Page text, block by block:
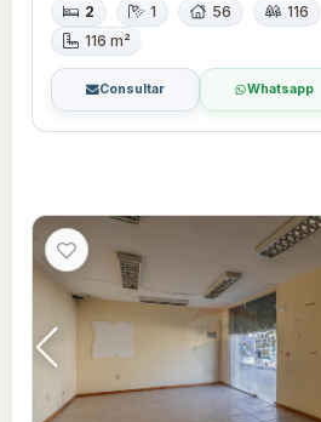
2 1 56
116
116 m²
Consultar Whatsapp